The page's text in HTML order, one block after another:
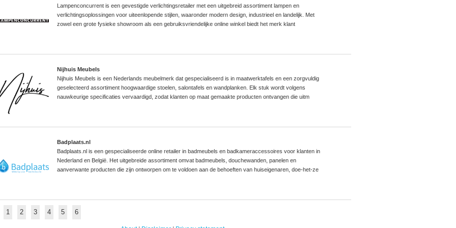
Lampenconcurrent is een gevestigde verlichtingsretailer met een uitgebreid assortiment lampen en
verlichtingsoplossingen voor uiteenlopende stijlen, waaronder modern design, industrieel en landelijk. Met
zowel een grote fysieke showroom als een gebruiksvriendelijke online winkel biedt het merk klant
Nijhuis Meubels
Nijhuis Meubels is een Nederlands meubelmerk dat gespecialiseerd is in maatwerktafels en een zorgvuldig
geselecteerd assortiment hoogwaardige stoelen, salontafels en wandplanken. Elk stuk wordt volgens
nauwkeurige specificaties vervaardigd, zodat klanten op maat gemaakte producten ontvangen die uitm
Badplaats.nl
Badplaats.nl is een gespecialiseerde online retailer in badmeubels en badkameraccessoires voor klanten in
Nederland en België. Het uitgebreide assortiment omvat badmeubels, douchewanden, panelen en
aanverwante producten die zijn ontworpen om te voldoen aan de behoeften van huiseigenaren, doe-het-ze
1 2 3 4 5 6